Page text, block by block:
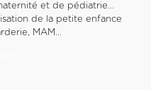
et de pédiatrie…
de la petite enfance
MAM…